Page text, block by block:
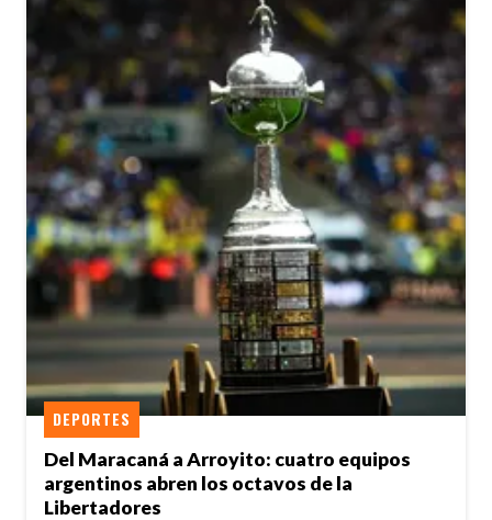
Del Maracaná a Arroyito: cuatro equipos
argentinos abren los octavos de la
Libertadores
DEPORTES